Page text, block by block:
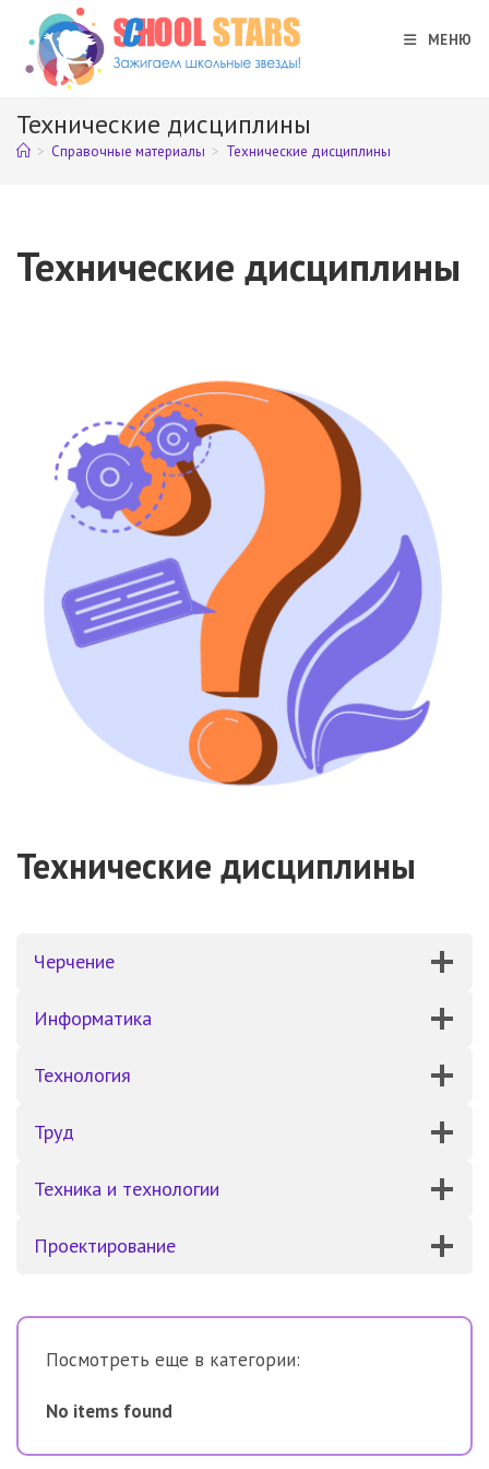
Перейти
содержимому
МЕНЮ
Технические дисциплины
> Справочные материалы > Технические дисциплины
Технические дисциплины
Технические дисциплины
Черчение
Информатика
Технология
Труд
Техника и технологии
Проектирование
Посмотреть еще в категории:
No items found